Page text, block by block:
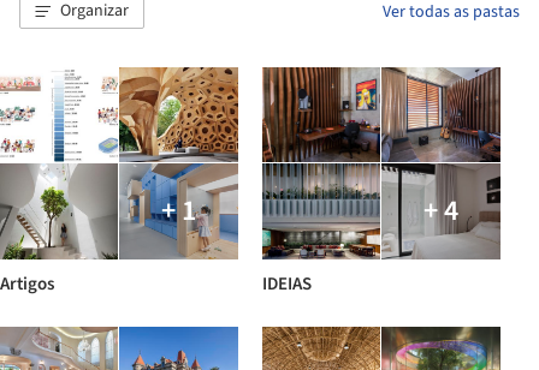
Organizar Ver todas as pastas
+ 1
Artigos
+ 4
IDEIAS